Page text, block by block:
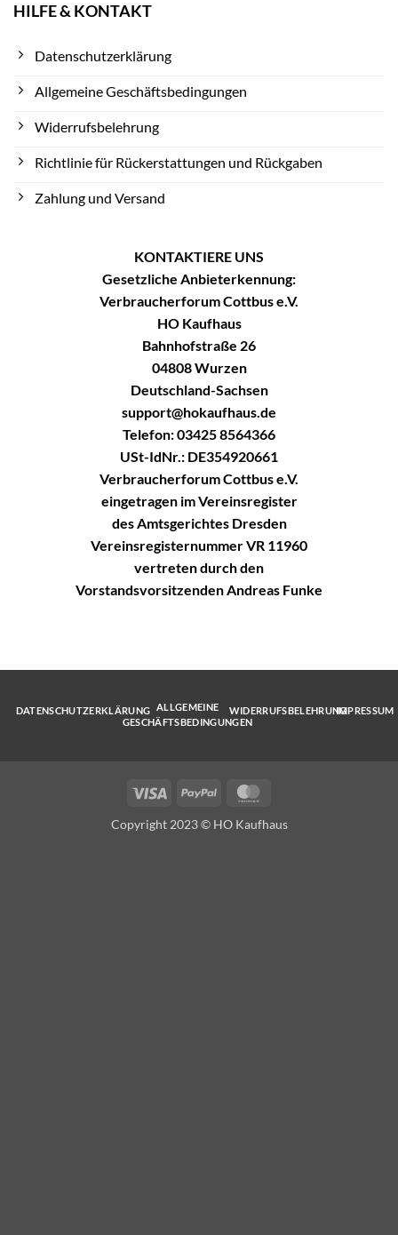
HILFE & KONTAKT
Datenschutzerklärung
Allgemeine Geschäftsbedingungen
Widerrufsbelehrung
Richtlinie für Rückerstattungen und Rückgaben
Zahlung und Versand
KONTAKTIERE UNS
Gesetzliche Anbieterkennung:
Verbraucherforum Cottbus e.V.
HO Kaufhaus
Bahnhofstraße 26
04808 Wurzen
Deutschland-Sachsen
support@hokaufhaus.de
Telefon: 03425 8564366
USt-IdNr.: DE354920661
Verbraucherforum Cottbus e.V.
eingetragen im Vereinsregister
des Amtsgerichtes Dresden
Vereinsregisternummer VR 11960
vertreten durch den
Vorstandsvorsitzenden Andreas Funke
DATENSCHUTZERKLÄRUNG
ALLGEMEINE
GESCHÄFTSBEDINGUNGEN
WIDERRUFSBELEHRUNGIMPRESSUM
Visa PayPal
Copyright 2023 © HO Kaufhaus